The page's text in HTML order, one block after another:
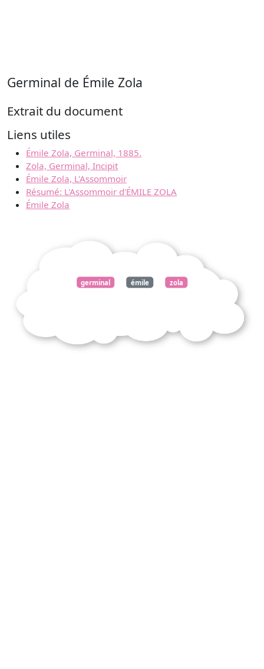
Germinal de Émile Zola
Extrait du document
Liens utiles
Émile Zola, Germinal, 1885.
Zola, Germinal, Incipit
Émile Zola, L'Assommoir
Résumé: L'Assommoir d'ÉMILE ZOLA
Émile Zola
germinal émile zola